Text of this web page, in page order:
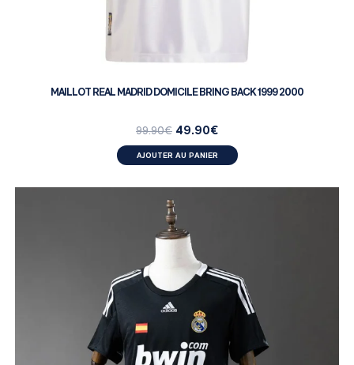
MAILLOT REAL MADRID DOMICILE BRING BACK 1999 2000
99.90€ 49.90€
AJOUTER AU PANIER